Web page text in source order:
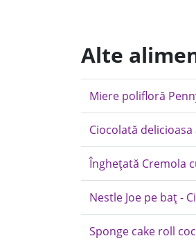
Alte
Miere polifloră
Ciocolată
Înghețată Cremola
Nestle Joe pe baț -
Sponge cake roll